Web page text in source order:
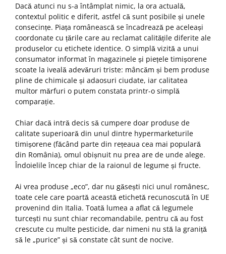
Dacă atunci nu s-a întâmplat nimic, la ora actuală,
contextul politic e diferit, astfel că sunt posibile și unele
consecințe. Piața românească se încadrează pe aceleași
coordonate cu țările care au reclamat calitățile diferite ale
produselor cu etichete identice. O simplă vizită a unui
consumator informat în magazinele și piețele timișorene
scoate la iveală adevăruri triste: mâncăm și bem produse
pline de chimicale și adaosuri ciudate, iar calitatea
multor mărfuri o putem constata printr-o simplă
comparație.
Chiar dacă intră decis să cumpere doar produse de
calitate superioară din unul dintre hypermarketurile
timișorene (făcând parte din rețeaua cea mai populară
din România), omul obișnuit nu prea are de unde alege.
Îndoielile încep chiar de la raionul de legume și fructe.
Ai vrea produse „eco”, dar nu găsești nici unul românesc,
toate cele care poartă această etichetă recunoscută în UE
provenind din Italia. Toată lumea a aflat că legumele
turcești nu sunt chiar recomandabile, pentru că au fost
crescute cu multe pesticide, dar nimeni nu stă la graniță
să le „purice” și să constate cât sunt de nocive.